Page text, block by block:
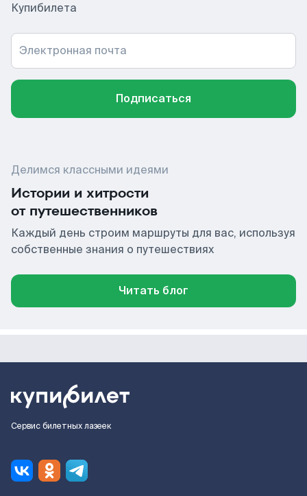
Купибилета
Электронная почта
Подписаться
Делимся классными идеями
Истории и хитрости
от путешественников
Каждый день строим маршруты для вас, используя
собственные знания о путешествиях
Читать блог
Сервис билетных лазеек